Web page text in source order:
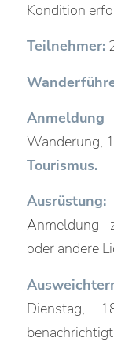
Kondition
Teilnehmer:
Anmeldung
Wanderung,
Tourismus.
Ausrüstung:
Anmeldung
oder andere
Dienstag,